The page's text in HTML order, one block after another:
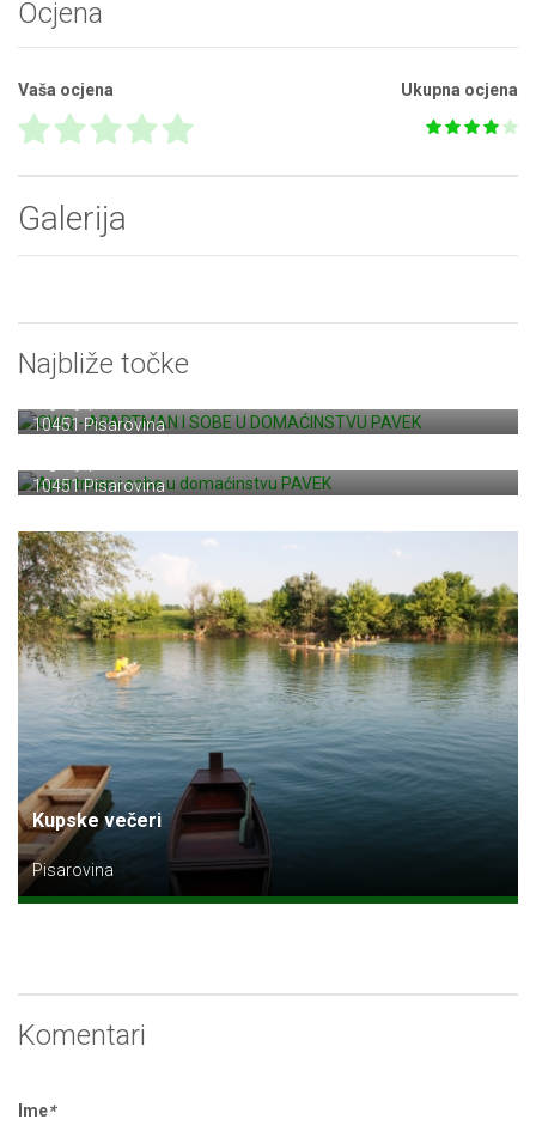
Ocjena
Vaša ocjena Ukupna ocjena
Galerija
Najbliže točke
CWQ - APARTMAN I SOBE U DOMAĆINSTVU PAVEK
10451 Pisarovina
Apartman i sobe u domaćinstvu PAVEK
10451 Pisarovina
Kupske večeri
Pisarovina
Komentari
Ime*